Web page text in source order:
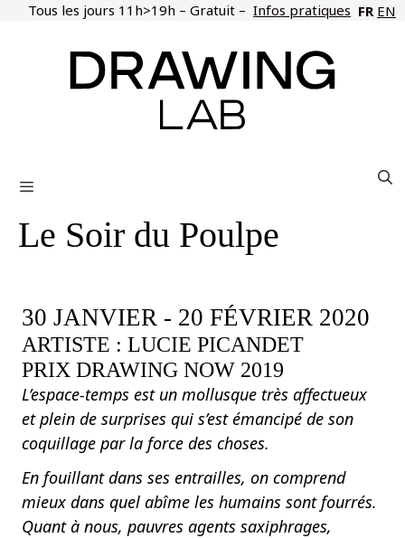
AllerTous les jours 11h>19h – Gratuit – Infos pratiques FR EN
Le Soir du Poulpe
30 JANVIER - 20 FÉVRIER 2020
ARTISTE : LUCIE PICANDET
PRIX DRAWING NOW 2019
L’espace-temps est un mollusque très affectueux
et plein de surprises qui s’est émancipé de son
coquillage par la force des choses.
En fouillant dans ses entrailles, on comprend
mieux dans quel abîme les humains sont fourrés.
Quant à nous, pauvres agents saxiphrages,